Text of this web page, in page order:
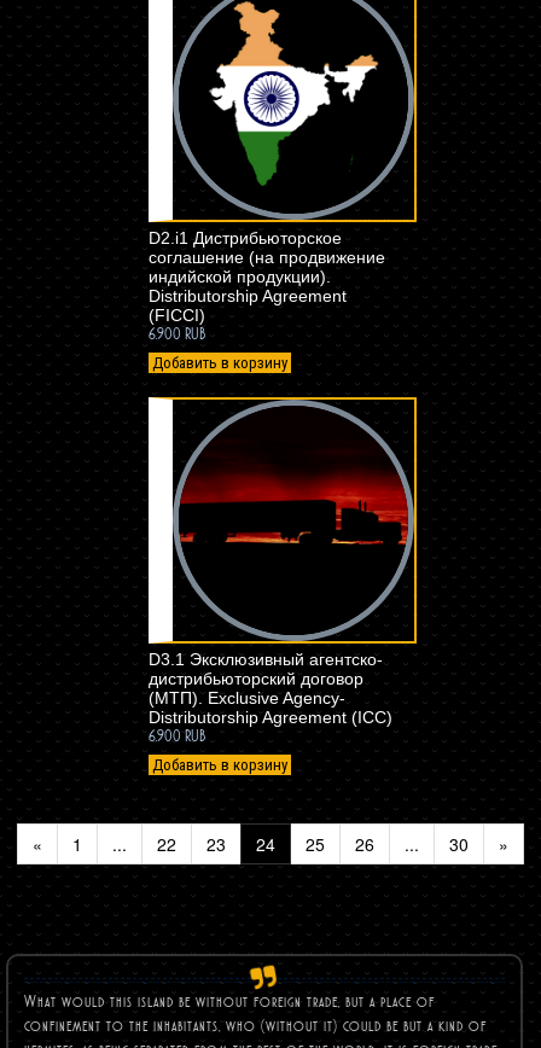
D2.i1 Дистрибьюторское
соглашение (на продвижение
индийской продукции).
Distributorship Agreement
(FICCI)
6.900 RUB
Добавить в корзину
D3.1 Эксклюзивный агентско-
дистрибьюторский договор
(МТП). Exclusive Agency-
Distributorship Agreement (ICC)
6.900 RUB
Добавить в корзину
« 1 ... 22 23 24 25 26 ... 30 »
What would this island be without foreign trade, but a place of
confinement to the inhabitants, who (without it) could be but a kind of